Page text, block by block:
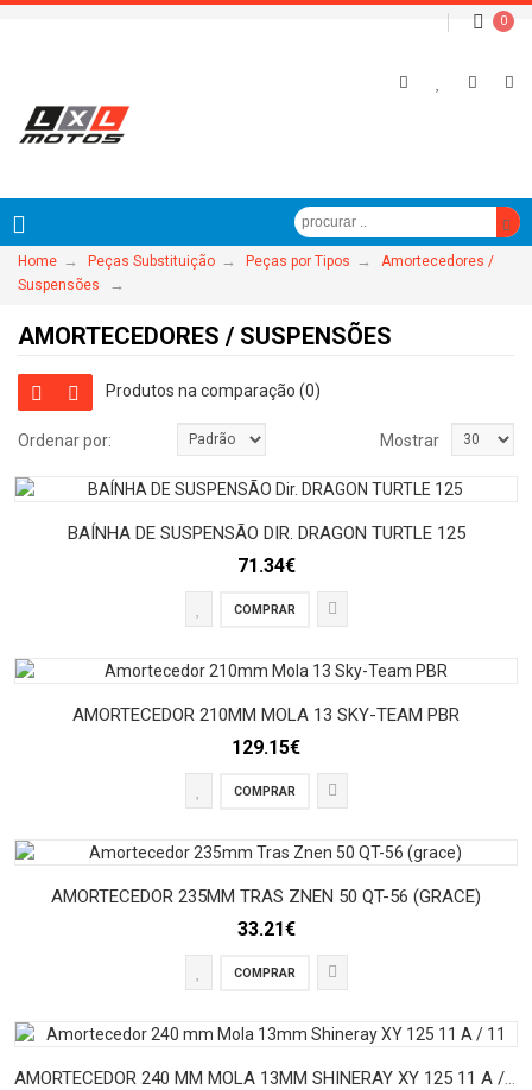
0
Home → Peças Substituição → Peças por Tipos →
Amortecedores /
Suspensões
→
AMORTECEDORES / SUSPENSÕES
Produtos na comparação (0)
Ordenar por: Mostrar
BAÍNHA DE SUSPENSÃO DIR. DRAGON TURTLE 125
71.34€
COMPRAR
AMORTECEDOR 210MM MOLA 13 SKY-TEAM PBR
129.15€
COMPRAR
AMORTECEDOR 235MM TRAS ZNEN 50 QT-56 (GRACE)
33.21€
COMPRAR
AMORTECEDOR 240 MM MOLA 13MM SHINERAY XY 125 11 A / 11